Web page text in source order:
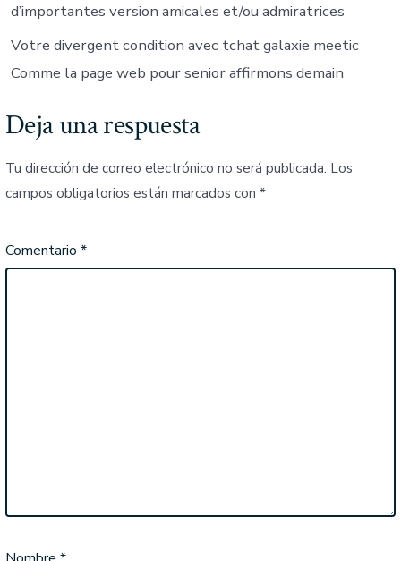
d’importantes version amicales et/ou admiratrices
Votre divergent condition avec tchat galaxie meetic
Comme la page web pour senior affirmons demain
Deja una respuesta
Tu dirección de correo electrónico no será publicada. Los
campos obligatorios están marcados con *
Comentario *